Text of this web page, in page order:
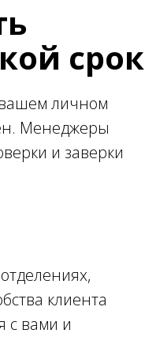
срок
личном
Менеджеры
и заверки
клиента
с вами и